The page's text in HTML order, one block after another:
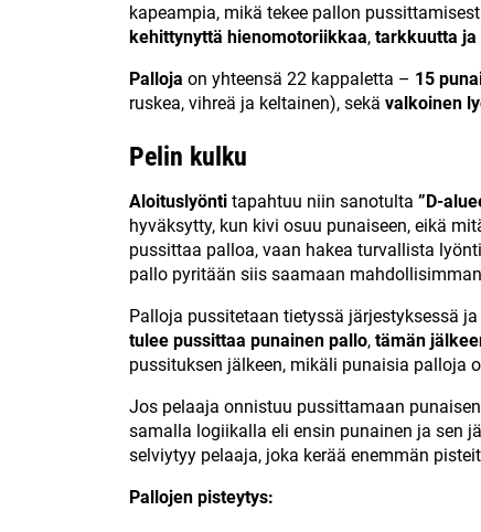
kapeampia, mikä tekee pallon
kehittynyttä hienomotoriikkaa, tarkkuutta ja
Palloja on yhteensä 22 kappaletta – 15
ruskea, vihreä ja keltainen), sekä valkoinen
Pelin kulku
Aloituslyönti tapahtuu niin sanotulta ”D-
hyväksytty, kun kivi osuu punaiseen, eikä
pussittaa palloa, vaan hakea turvallista
pallo pyritään siis saamaan
Palloja pussitetaan tietyssä järjestyksessä
tulee pussittaa punainen pallo, tämän
pussituksen jälkeen, mikäli punaisia palloja
Jos pelaaja onnistuu pussittamaan
samalla logiikalla eli ensin punainen ja sen
selviytyy pelaaja, joka kerää enemmän
Pallojen pisteytys: